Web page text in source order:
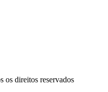
direitos reservados